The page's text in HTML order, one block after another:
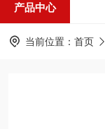
产品中心
当前位置： 首页